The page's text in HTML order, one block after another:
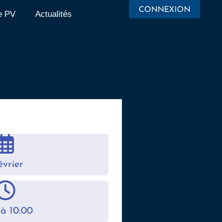
PV Actualités CONNEXION
10:00